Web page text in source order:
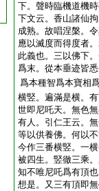
下。聲時臨機道機
下文云。香山諸仙
成熟。故唱涅槃。
應以滅度而得度者
此義也。三以佛下
爲末。從本垂迹皆
爲本種智爲本寶相
横竪。遍滿是横。
世即尼吒天。無色
有人。引仁王云。
等以供養佛。何以
今作三番横竪。一
被四生。竪徹三乘
知不唯尼吒爲有頂
想是。又三有頂即